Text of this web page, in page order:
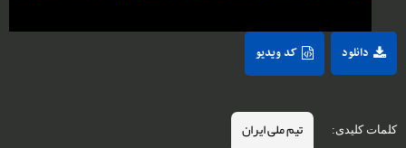
کد ویدیو دانلود
کلمات کلیدی: تیم ملی ایران